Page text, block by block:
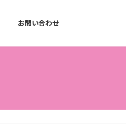
お問い合わせ